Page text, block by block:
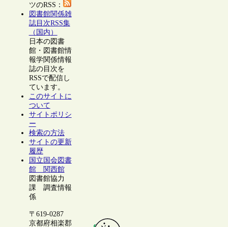
ツのRSS：
図書館関係雑
誌目次RSS集
（国内）
日本の図書
館・図書館情
報学関係情報
誌の目次を
RSSで配信し
ています。
このサイトに
ついて
サイトポリシ
ー
検索の方法
サイトの更新
履歴
国立国会図書
館 関西館
図書館協力
課 調査情報
係
〒619-0287
京都府相楽郡